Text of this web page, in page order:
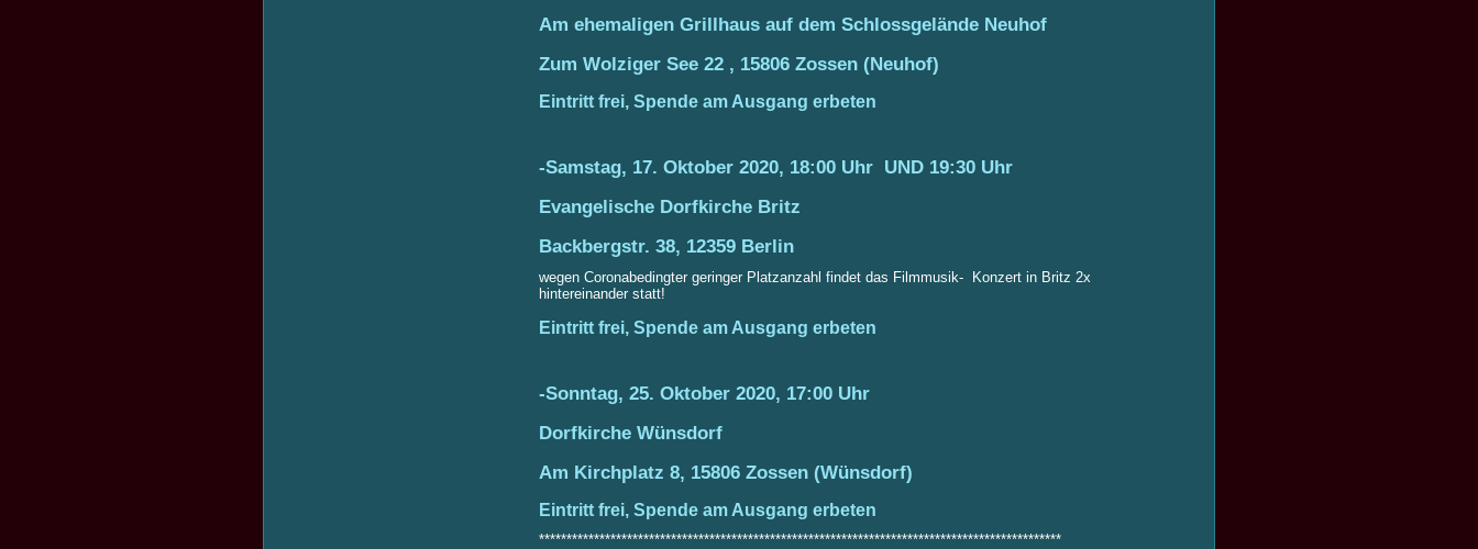
Am ehemaligen Grillhaus auf dem Schlossgelände Neuhof
Zum Wolziger See 22 , 15806 Zossen (Neuhof)
Eintritt frei, Spende am Ausgang erbeten
-Samstag, 17. Oktober 2020, 18:00 Uhr UND 19:30 Uhr
Evangelische Dorfkirche Britz
Backbergstr. 38, 12359 Berlin
wegen Coronabedingter geringer Platzanzahl findet das Filmmusik- Konzert in Britz 2x
hintereinander statt!
Eintritt frei, Spende am Ausgang erbeten
-Sonntag, 25. Oktober 2020, 17:00 Uhr
Dorfkirche Wünsdorf
Am Kirchplatz 8, 15806 Zossen (Wünsdorf)
Eintritt frei, Spende am Ausgang erbeten
***********************************************************************************************